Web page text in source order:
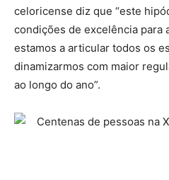
celoricense diz que “este
condições de excelência para
estamos a articular todos os
dinamizarmos com maior
ao longo do ano”.